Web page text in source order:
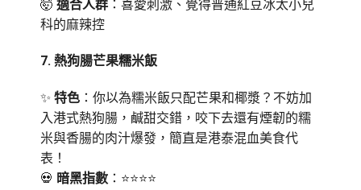
🤯 適合人群 ：喜愛刺激、覺得普通紅豆冰太小兒
科的麻辣控
7️. 熱狗腸芒果糯米飯
✨ 特色 ：你以為糯米飯只配芒果和椰漿？不妨加
入港式熱狗腸，鹹甜交錯，咬下去還有煙韌的糯
米與香腸的肉汁爆發，簡直是港泰混血美食代
表！
💀 暗黑指數 ：⭐⭐⭐⭐